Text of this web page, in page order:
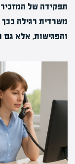
תפקידה של
משרדית רגילה
והפגישות, אלא